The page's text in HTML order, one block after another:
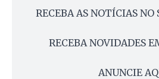
RECEBA AS NOTÍCIAS NO
RECEBA NOVIDADES
ANUNCIE